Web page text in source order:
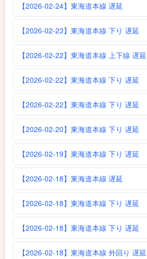
【2026-02-24】東海道本線 遅延
【2026-02-23】東海道本線 下り 遅延
【2026-02-22】東海道本線 上下線 遅延
【2026-02-22】東海道本線 下り 遅延
【2026-02-22】東海道本線 下り 遅延
【2026-02-20】東海道本線 下り 遅延
【2026-02-19】東海道本線 下り 遅延
【2026-02-18】東海道本線 遅延
【2026-02-18】東海道本線 下り 遅延
【2026-02-18】東海道本線 下り 遅延
【2026-02-18】東海道本線 外回り 遅延